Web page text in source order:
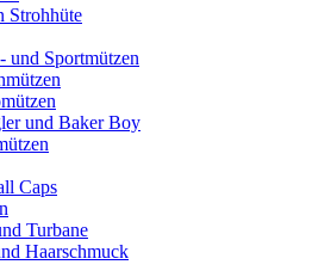
Strohhüte
und Sportmützen
und Baker Boy
Caps
Turbane
Haarschmuck